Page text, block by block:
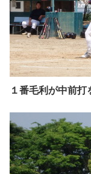
１番毛利が中前打